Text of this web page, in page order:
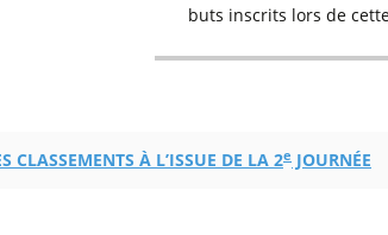
buts inscrits lors de
CLASSEMENTS À L’ISSUE DE LA 2e JOURNÉE